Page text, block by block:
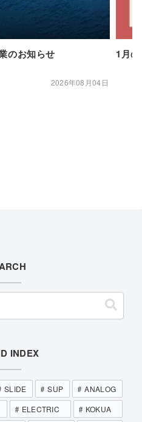
のお知らせ
2026年08月04日
1月
INDEX
SLIDE SUP
ANALOG
ELECTRIC
KOKUA